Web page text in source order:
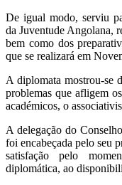
De igual modo, serviu
da Juventude Angolana,
bem como dos
que se realizará em
A diplomata mostrou-se
problemas que afligem
académicos, o
A delegação do
foi encabeçada pelo seu
satisfação pelo
diplomática, ao